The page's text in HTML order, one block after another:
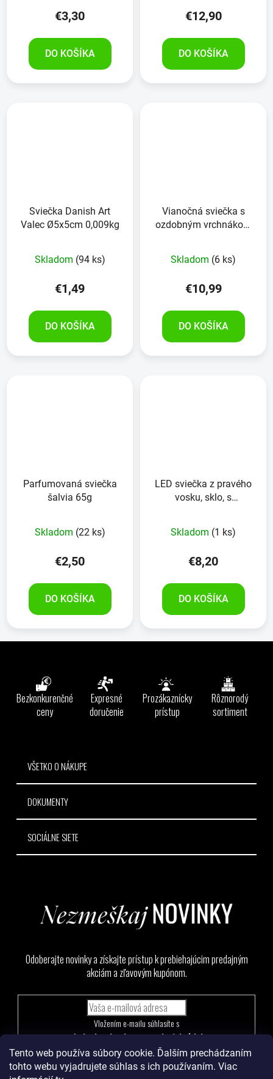
Tento web používa súbory cookie. Ďalším prechádzaním
tohto webu vyjadrujete súhlas s ich používaním. Viac
€3,30
DO KOŠÍKA
€12,90
DO KOŠÍKA
Sviečka Danish Art
Valec Ø5x5cm 0,009kg
Skladom (94 ks)
€1,49
DO KOŠÍKA
Vianočná sviečka s
ozdobným vrchnákom
Skladom (6 ks)
€10,99
DO KOŠÍKA
Parfumovaná sviečka
šalvia 65g
Skladom (22 ks)
€2,50
DO KOŠÍKA
LED sviečka z pravého
vosku, sklo, s
Skladom (1 ks)
€8,20
DO KOŠÍKA
Bezkonkurenčné
ceny
Expresné
doručenie
Prozákaznícky
prístup
Rôznorodý
sortiment
VŠETKO O NÁKUPE
DOKUMENTY
SOCIÁLNE SIETE
Odoberajte novinky a získajte prístup k prebiehajúcim predajným
akciám a zľavovým kupónom.
podmienkami ochrany osobných údajov
PRIHLÁSIŤ